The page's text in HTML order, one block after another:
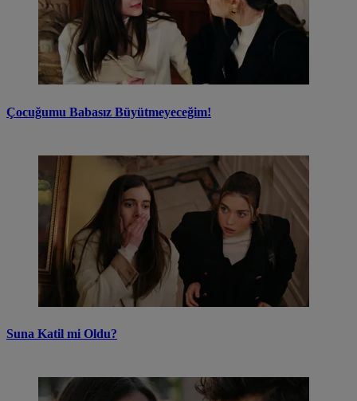
Çocuğumu Babasız Büyütmeyeceğim!
Suna Katil mi Oldu?